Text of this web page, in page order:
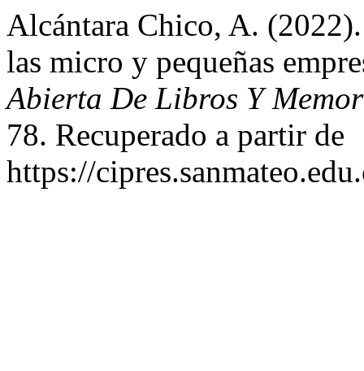
Alcántara Chico, A.
las micro y pequeñas
Abierta De Libros Y
78. Recuperado a partir de
https://